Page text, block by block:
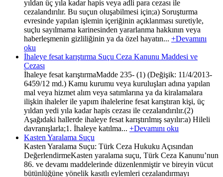
yıldan üç yıla kadar hapis veya adli para cezası ile
cezalandırılır. Bu suçun oluşabilmesi için;a) Soruşturma
evresinde yapılan işlemin içeriğinin açıklanması suretiyle,
suçlu sayılmama karinesinden yararlanma hakkının veya
haberleşmenin gizliliğinin ya da özel hayatın... +Devamını
oku
İhaleye fesat karıştırma Suçu Ceza Kanunu Maddesi ve
Cezası
İhaleye fesat karıştırmaMadde 235- (1) (Değişik: 11/4/2013-
6459/12 md.) Kamu kurumu veya kuruluşları adına yapılan
mal veya hizmet alım veya satımlarına ya da kiralamalara
ilişkin ihaleler ile yapım ihalelerine fesat karıştıran kişi, üç
yıldan yedi yıla kadar hapis cezası ile cezalandırılır.(2)
Aşağıdaki hallerde ihaleye fesat karıştırılmış sayılır:a) Hileli
davranışlarla;1. İhaleye katılma... +Devamını oku
Kasten Yaralama Suçu
Kasten Yaralama Suçu: Türk Ceza Hukuku Açısından
DeğerlendirmeKasten yaralama suçu, Türk Ceza Kanunu’nun
86. ve devamı maddelerinde düzenlenmiştir ve bireyin vücut
bütünlüğüne yönelik kasıtlı eylemleri cezalandırmayı